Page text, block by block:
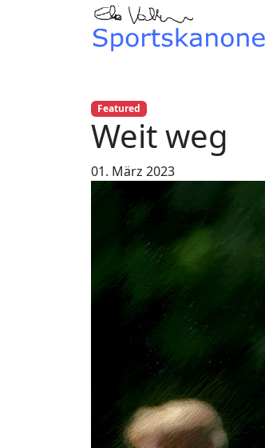
Featured
Weit weg
01. März 2023